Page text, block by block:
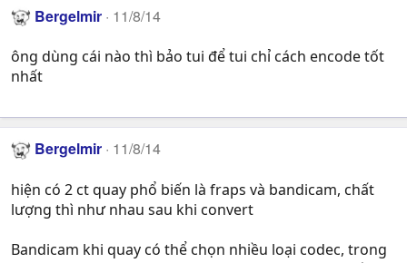
Bergelmir 11/8/14
ông dùng cái nào thì bảo tui để tui chỉ cách encode tốt
nhất
Bergelmir 11/8/14
hiện có 2 ct quay phổ biến là fraps và bandicam, chất
lượng thì như nhau sau khi convert
Bandicam khi quay có thể chọn nhiều loại codec, trong